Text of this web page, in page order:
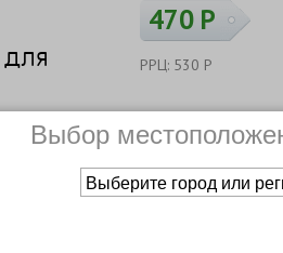
470 Р
РРЦ: 530 Р
Сравнить
Основное о
Выбор